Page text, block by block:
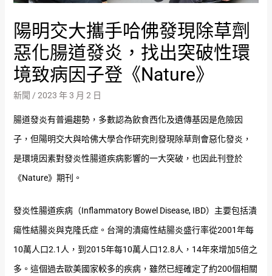
陽明交大攜手哈佛發現除草劑
惡化腸道發炎，找出突破性環
境致病因子登《Nature》
新聞 / 2023 年 3 月 2 日
腸道發炎有普遍趨勢，多數認為飲食西化及遺傳基因是危險因
子，但陽明交大與哈佛大學合作研究則發現除草劑會惡化發炎，
是環境因素對發炎性腸道疾病影響的一大突破，也因此刊登於
《Nature》期刊。
發炎性腸道疾病（Inflammatory Bowel Disease, IBD）主要包括潰
瘍性結腸炎與克隆氏症。台灣的潰瘍性結腸炎盛行率從2001年每
10萬人口2.1人，到2015年每10萬人口12.8人，14年來增加5倍之
多。這個過去歐美國家較多的疾病，雖然已經確定了約200個相關